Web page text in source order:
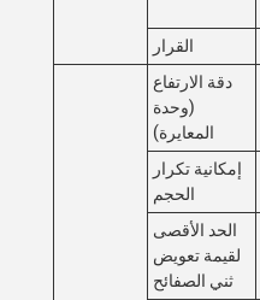
القرار
دقة الارتفاع
(وحدة
المعايرة)
إمكانية تكرار
الحجم
الحد الأقصى
لقيمة تعويض
ثني الصفائح